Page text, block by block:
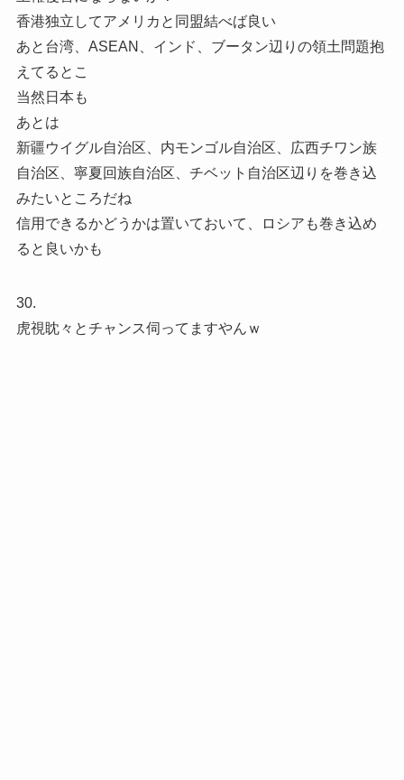
香港独立してアメリカと同盟結べば良い
あと台湾、ASEAN、インド、ブータン辺りの領土問題抱
えてるとこ
当然日本も
あとは
新疆ウイグル自治区、内モンゴル自治区、広西チワン族
自治区、寧夏回族自治区、チベット自治区辺りを巻き込
みたいところだね
信用できるかどうかは置いておいて、ロシアも巻き込め
ると良いかも
30.
虎視眈々とチャンス伺ってますやんｗ